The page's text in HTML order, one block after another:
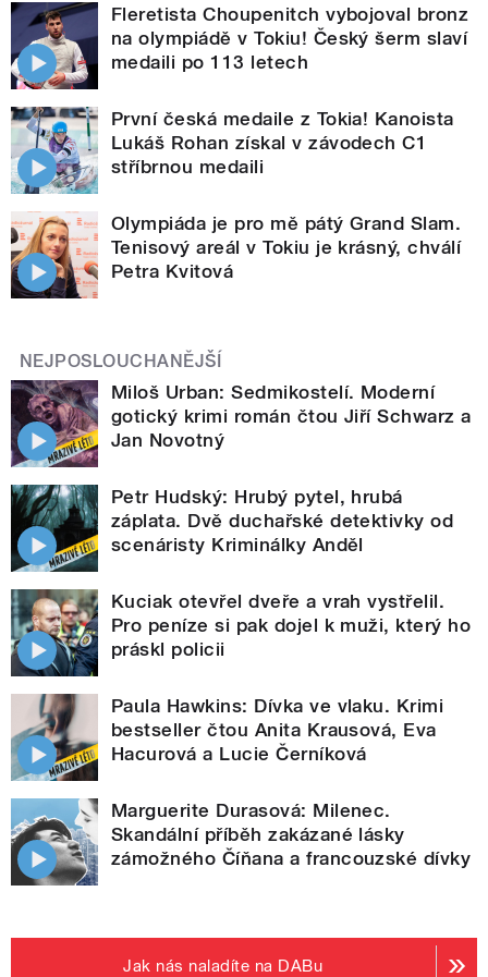
Fleretista Choupenitch vybojoval bronz
na olympiádě v Tokiu! Český šerm slaví
medaili po 113 letech
První česká medaile z Tokia! Kanoista
Lukáš Rohan získal v závodech C1
stříbrnou medaili
Olympiáda je pro mě pátý Grand Slam.
Tenisový areál v Tokiu je krásný, chválí
Petra Kvitová
NEJPOSLOUCHANĚJŠÍ
Miloš Urban: Sedmikostelí. Moderní
gotický krimi román čtou Jiří Schwarz a
Jan Novotný
Petr Hudský: Hrubý pytel, hrubá
záplata. Dvě duchařské detektivky od
scenáristy Kriminálky Anděl
Kuciak otevřel dveře a vrah vystřelil.
Pro peníze si pak dojel k muži, který ho
práskl policii
Paula Hawkins: Dívka ve vlaku. Krimi
bestseller čtou Anita Krausová, Eva
Hacurová a Lucie Černíková
Marguerite Durasová: Milenec.
Skandální příběh zakázané lásky
zámožného Číňana a francouzské dívky
Jak nás naladíte na DABu